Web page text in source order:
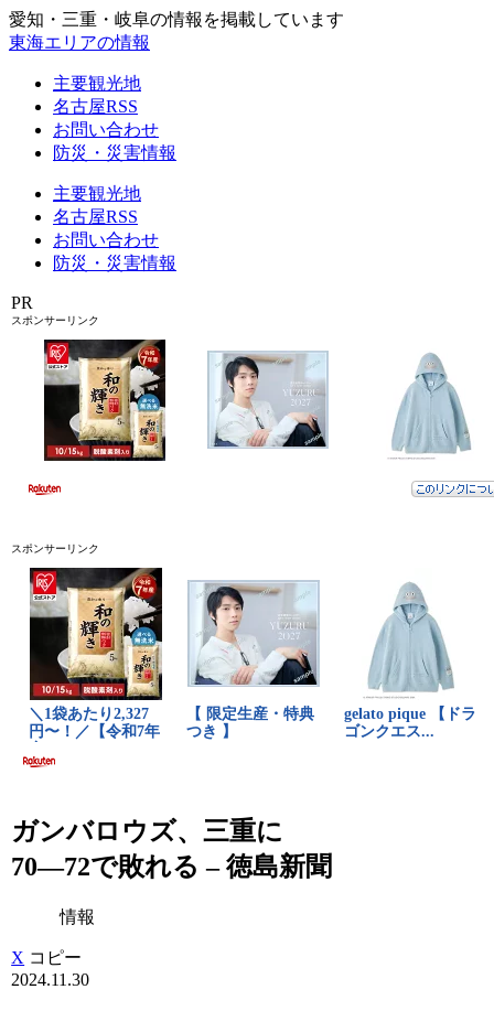
愛知・三重・岐阜の情報を掲載しています
東海エリアの情報
主要観光地
名古屋RSS
お問い合わせ
防災・災害情報
主要観光地
名古屋RSS
お問い合わせ
防災・災害情報
PR
スポンサーリンク
スポンサーリンク
ガンバロウズ、三重に
70―72で敗れる – 徳島新聞
情報
X コピー
2024.11.30